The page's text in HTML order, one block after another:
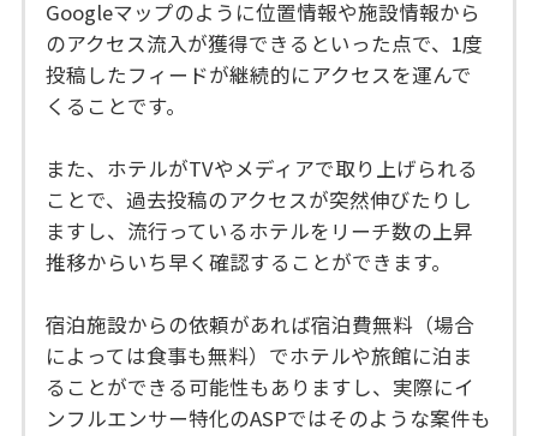
Googleマップのように位置情報や施設情報から
のアクセス流入が獲得できるといった点で、1度
投稿したフィードが継続的にアクセスを運んで
くることです。
また、ホテルがTVやメディアで取り上げられる
ことで、過去投稿のアクセスが突然伸びたりし
ますし、流行っているホテルをリーチ数の上昇
推移からいち早く確認することができます。
宿泊施設からの依頼があれば宿泊費無料（場合
によっては食事も無料）でホテルや旅館に泊ま
ることができる可能性もありますし、実際にイ
ンフルエンサー特化のASPではそのような案件も